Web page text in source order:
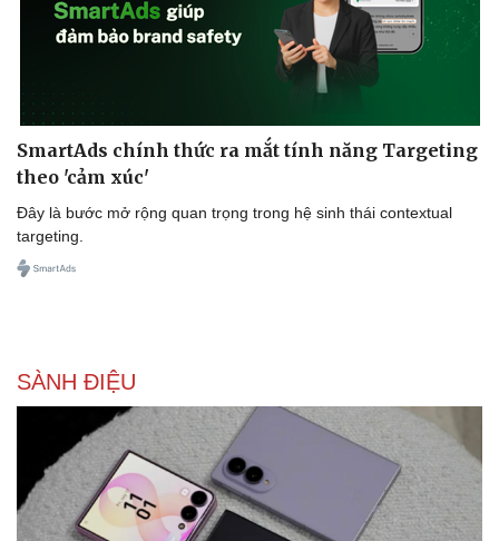
SmartAds chính thức ra mắt tính năng Targeting
theo 'cảm xúc'
Đây là bước mở rộng quan trọng trong hệ sinh thái contextual
targeting.
SÀNH ĐIỆU